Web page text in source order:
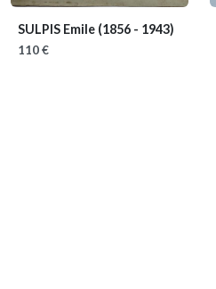
SULPIS Emile (1856 - 1943)
110 €